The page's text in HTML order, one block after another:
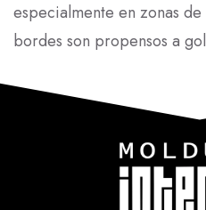
especialmente en zonas
bordes son propensos a